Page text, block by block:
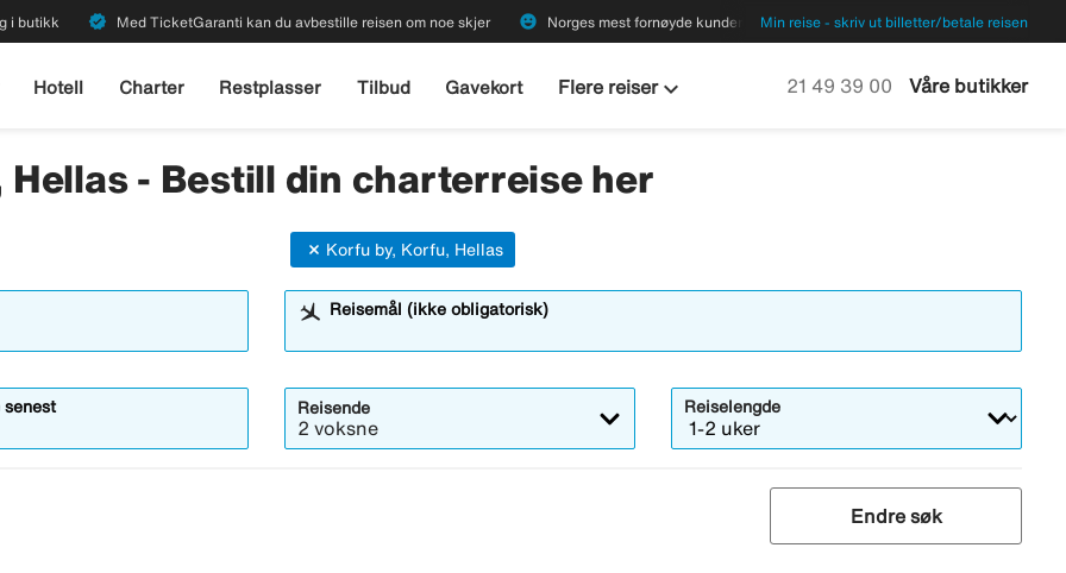
i butikk verified Med TicketGaranti kan du avbestille reisen om noe skjer emoji_emotions Norges mest fornøyde kunder Min reise - skriv ut billetter/betale reisen
Hotell Charter Restplasser Tilbud Gavekort Flere reiserkeyboard_arrow_down Ring oss på
21 49 39 00 Våre butikker
- Bestill din charterreise her
Reisemål (ikke obligatorisk)
Korfu by, Korfu, Hellas
senest Reisende
2 voksne
Reiselengde
Endre søk